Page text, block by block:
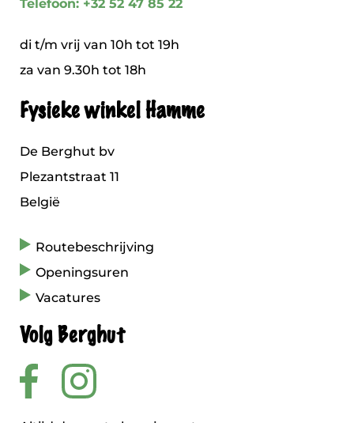
Telefoon: +32 52 47 85 22
di t/m vrij van 10h tot 19h
za van 9.30h tot 18h
Fysieke winkel Hamme
De Berghut bv
Plezantstraat 11
België
Routebeschrijving
Openingsuren
Vacatures
Volg Berghut